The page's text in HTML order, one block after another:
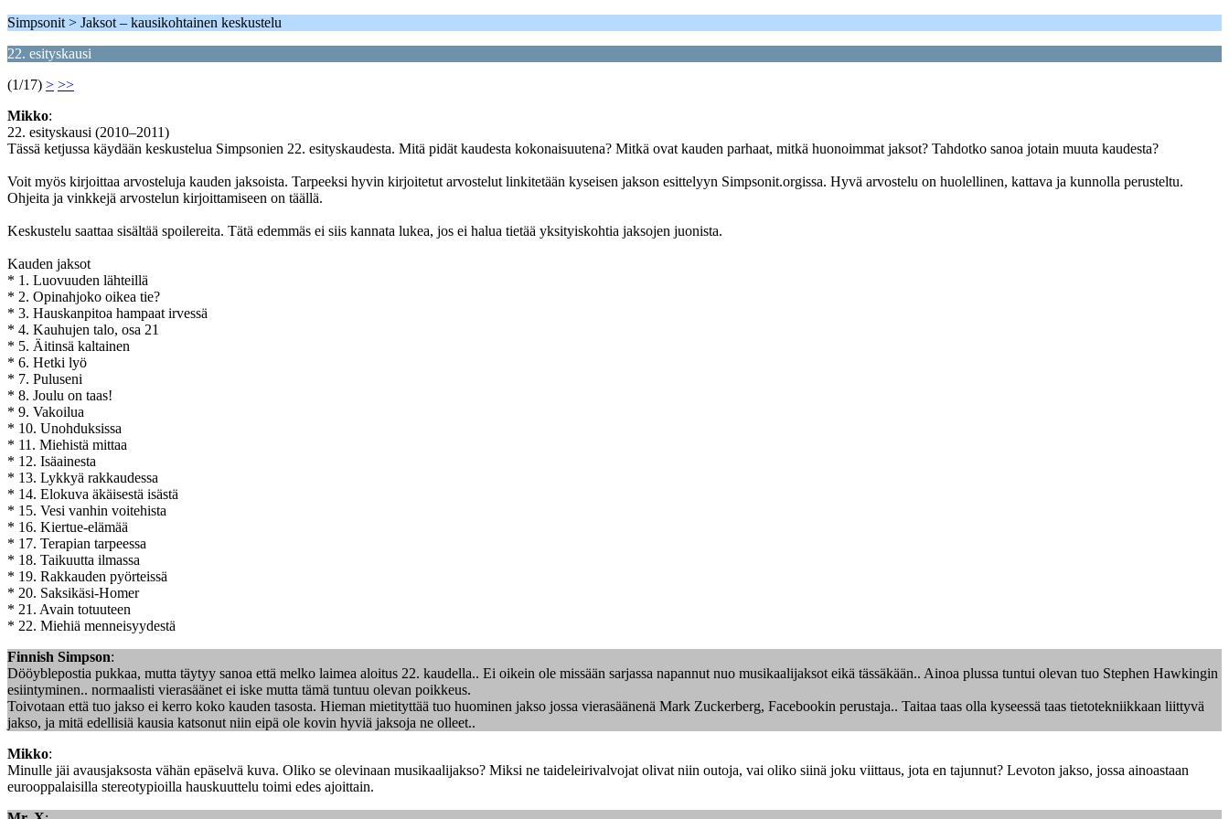
Simpsonit > Jaksot – kausikohtainen keskustelu
22. esityskausi
(1/17) > >>
Mikko:
22. esityskausi (2010–2011)
Tässä ketjussa käydään keskustelua Simpsonien 22. esityskaudesta. Mitä pidät kaudesta kokonaisuutena? Mitkä ovat kauden parhaat, mitkä huonoimmat jaksot? Tahdotko sanoa jotain muuta kaudesta?
Voit myös kirjoittaa arvosteluja kauden jaksoista. Tarpeeksi hyvin kirjoitetut arvostelut linkitetään kyseisen jakson esittelyyn Simpsonit.orgissa. Hyvä arvostelu on huolellinen, kattava ja kunnolla perusteltu.
Ohjeita ja vinkkejä arvostelun kirjoittamiseen on täällä.
Keskustelu saattaa sisältää spoilereita. Tätä edemmäs ei siis kannata lukea, jos ei halua tietää yksityiskohtia jaksojen juonista.
Kauden jaksot
* 1. Luovuuden lähteillä
* 2. Opinahjoko oikea tie?
* 3. Hauskanpitoa hampaat irvessä
* 4. Kauhujen talo, osa 21
* 5. Äitinsä kaltainen
* 6. Hetki lyö
* 7. Puluseni
* 8. Joulu on taas!
* 9. Vakoilua
* 10. Unohduksissa
* 11. Miehistä mittaa
* 12. Isäainesta
* 13. Lykkyä rakkaudessa
* 14. Elokuva äkäisestä isästä
* 15. Vesi vanhin voitehista
* 16. Kiertue-elämää
* 17. Terapian tarpeessa
* 18. Taikuutta ilmassa
* 19. Rakkauden pyörteissä
* 20. Saksikäsi-Homer
* 21. Avain totuuteen
* 22. Miehiä menneisyydestä
Finnish Simpson:
Dööyblepostia pukkaa, mutta täytyy sanoa että melko laimea aloitus 22. kaudella.. Ei oikein ole missään sarjassa napannut nuo musikaalijaksot eikä tässäkään.. Ainoa plussa tuntui olevan tuo Stephen Hawkingin
esiintyminen.. normaalisti vierasäänet ei iske mutta tämä tuntuu olevan poikkeus.
Toivotaan että tuo jakso ei kerro koko kauden tasosta. Hieman mietityttää tuo huominen jakso jossa vierasäänenä Mark Zuckerberg, Facebookin perustaja.. Taitaa taas olla kyseessä taas tietotekniikkaan liittyvä
jakso, ja mitä edellisiä kausia katsonut niin eipä ole kovin hyviä jaksoja ne olleet..
Mikko:
Minulle jäi avausjaksosta vähän epäselvä kuva. Oliko se olevinaan musikaalijakso? Miksi ne taideleirivalvojat olivat niin outoja, vai oliko siinä joku viittaus, jota en tajunnut? Levoton jakso, jossa ainoastaan
eurooppalaisilla stereotypioilla hauskuuttelu toimi edes ajoittain.